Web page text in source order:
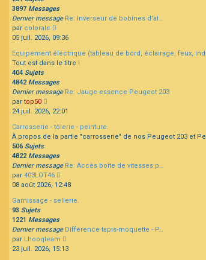
3897 Messages
Dernier message Re: Inverseur de bobines d'al…
par colorale
le
message
05 juil. 2026, 09:36
Equipement électrique (tableau de bord, éclairage, feux,
Tout est dans le titre !
404 Sujets
4842Messages
Dernier message Re: Jauge essence Peugeot 203
par top50
le
message
24 juil. 2026, 22:01
Carrosserie - tôlerie - peinture.
À propos de la partie "carrosserie" de nos Peugeot 203 et
506 Sujets
4822Messages
Dernier message Re: Accès boîte de vitesses p…
par 403LOT46
le
message
08 août 2026, 12:48
Garnissage - sellerie.
93 Sujets
1221 Messages
Dernier message Différence tapis-moquette - P…
par Lhooqteam
le
23 juil. 2026, 15:13